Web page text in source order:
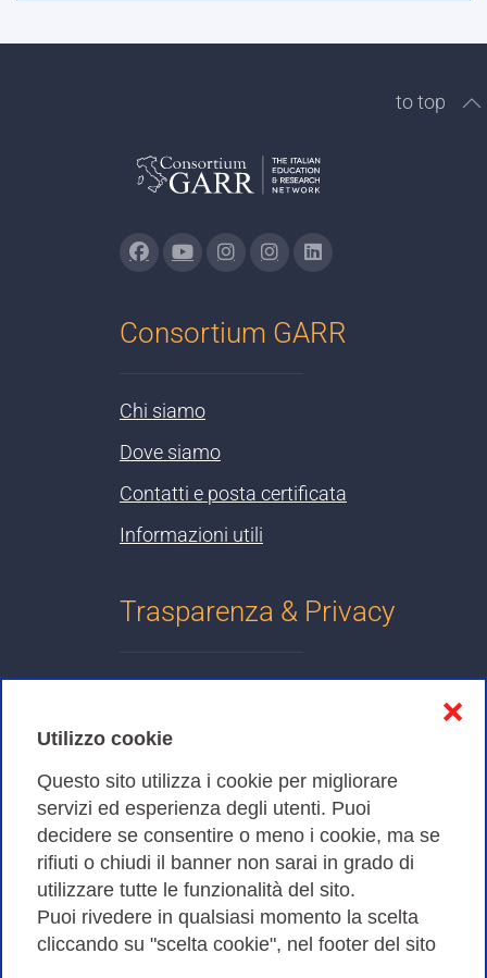
Utilizzo cookie
Questo sito utilizza i cookie per migliorare
servizi ed esperienza degli utenti. Puoi
decidere se consentire o meno i cookie, ma se
rifiuti o chiudi il banner non sarai in grado di
utilizzare tutte le funzionalità del sito.
Puoi rivedere in qualsiasi momento la scelta
cliccando su "scelta cookie", nel footer del sito
❌
to top
Consortium GARR
Chi siamo
Dove siamo
Contatti e posta certificata
Informazioni utili
Trasparenza & Privacy
Cookies Policy
Amministrazione trasparente
Bandi di Gara
Consortium GARR - Via dei Tizii, 6 - 00185 Roma | Tel.